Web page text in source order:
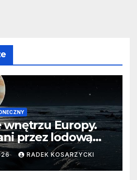
wnętrzu Europy.
przez lodową
RADEK KOSARZYCKI